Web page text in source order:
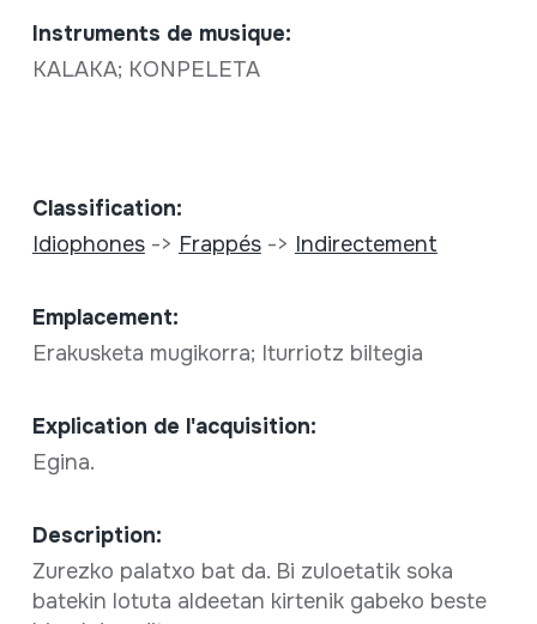
Instruments de musique:
KALAKA; KONPELETA
Classification:
Idiophones-> Frappés-> Indirectement
Emplacement:
Erakusketa mugikorra; Iturriotz biltegia
Explication de l'acquisition:
Egina.
Description:
Zurezko palatxo bat da. Bi zuloetatik soka
batekin lotuta aldeetan kirtenik gabeko beste